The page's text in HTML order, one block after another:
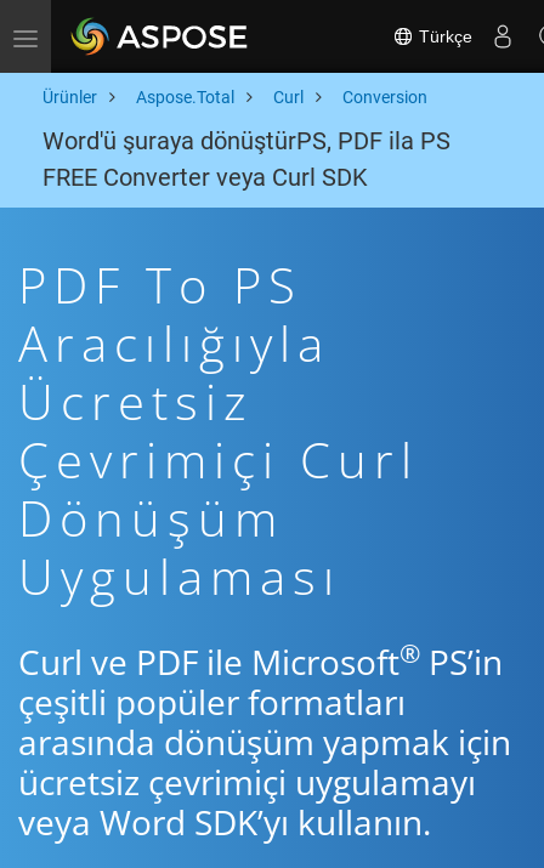
Toggle navigation Türkçe
Ürünler Aspose.Total Curl Conversion
Word'ü şuraya dönüştürPS, PDF ila PS
FREE Converter veya Curl SDK
PDF To PS
Aracılığıyla
Ücretsiz
Çevrimiçi Curl
Dönüşüm
Uygulaması
Curl ve PDF ile Microsoft® PS’in
çeşitli popüler formatları
arasında dönüşüm yapmak için
ücretsiz çevrimiçi uygulamayı
veya Word SDK’yı kullanın.